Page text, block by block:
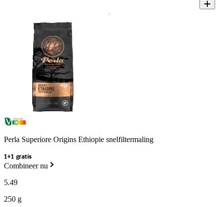
Perla Superiore Origins Ethiopie snelfiltermaling
1+1 gratis
Combineer nu
5.49
250 g